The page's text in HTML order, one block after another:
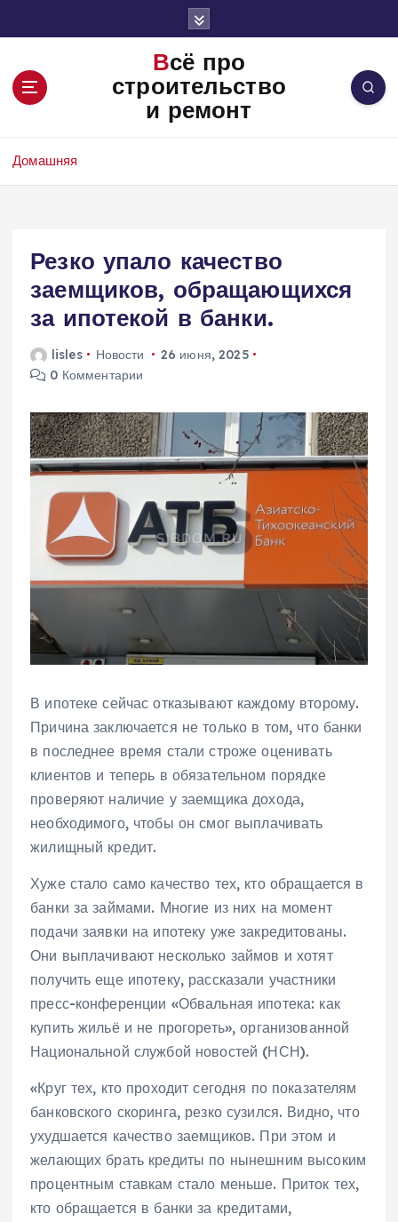
Всё про
строительство
и ремонт
Домашняя
Резко упало качество
заемщиков, обращающихся
за ипотекой в банки.
lisles Новости
26 июня, 2025
0 Комментарии
В ипотеке сейчас отказывают каждому второму.
Причина заключается не только в том, что банки
в последнее время стали строже оценивать
клиентов и теперь в обязательном порядке
проверяют наличие у заемщика дохода,
необходимого, чтобы он смог выплачивать
жилищный кредит.
Хуже стало само качество тех, кто обращается в
банки за займами. Многие из них на момент
подачи заявки на ипотеку уже закредитованы.
Они выплачивают несколько займов и хотят
получить еще ипотеку, рассказали участники
пресс-конференции «Обвальная ипотека: как
купить жильё и не прогореть», организованной
Национальной службой новостей (НСН).
«Круг тех, кто проходит сегодня по показателям
банковского скоринга, резко сузился. Видно, что
ухудшается качество заемщиков. При этом и
желающих брать кредиты по нынешним высоким
процентным ставкам стало меньше. Приток тех,
кто обращается в банки за кредитами,